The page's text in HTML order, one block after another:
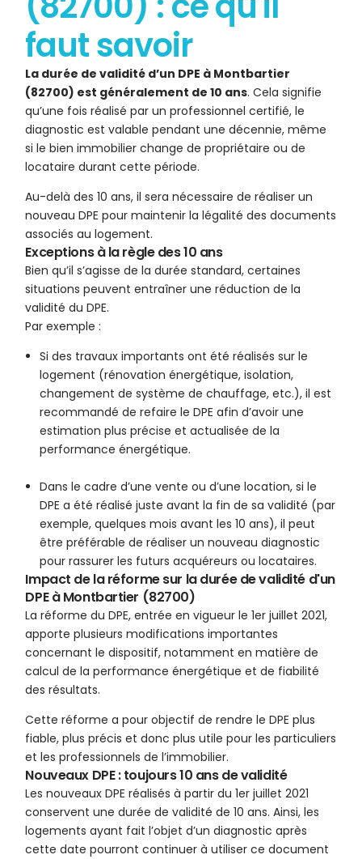
faut savoir
La durée de validité d’un DPE à Montbartier
(82700) est généralement de 10 ans. Cela signifie
qu’une fois réalisé par un professionnel certifié, le
diagnostic est valable pendant une décennie, même
si le bien immobilier change de propriétaire ou de
locataire durant cette période.
Au-delà des 10 ans, il sera nécessaire de réaliser un
nouveau DPE pour maintenir la légalité des documents
associés au logement.
Exceptions à la règle des 10 ans
Bien qu’il s’agisse de la durée standard, certaines
situations peuvent entraîner une réduction de la
validité du DPE.
Par exemple :
Si des travaux importants ont été réalisés sur le
logement (rénovation énergétique, isolation,
changement de système de chauffage, etc.), il est
recommandé de refaire le DPE afin d’avoir une
estimation plus précise et actualisée de la
performance énergétique.
Dans le cadre d’une vente ou d’une location, si le
DPE a été réalisé juste avant la fin de sa validité (par
exemple, quelques mois avant les 10 ans), il peut
être préférable de réaliser un nouveau diagnostic
pour rassurer les futurs acquéreurs ou locataires.
Impact de la réforme sur la durée de validité d'un
DPE à Montbartier (82700)
La réforme du DPE, entrée en vigueur le 1er juillet 2021,
apporte plusieurs modifications importantes
concernant le dispositif, notamment en matière de
calcul de la performance énergétique et de fiabilité
des résultats.
Cette réforme a pour objectif de rendre le DPE plus
fiable, plus précis et donc plus utile pour les particuliers
et les professionnels de l’immobilier.
Nouveaux DPE : toujours 10 ans de validité
Les nouveaux DPE réalisés à partir du 1er juillet 2021
conservent une durée de validité de 10 ans. Ainsi, les
logements ayant fait l’objet d’un diagnostic après
cette date pourront continuer à utiliser ce document